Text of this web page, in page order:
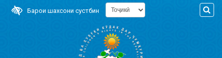
Барои шахсони сустбин